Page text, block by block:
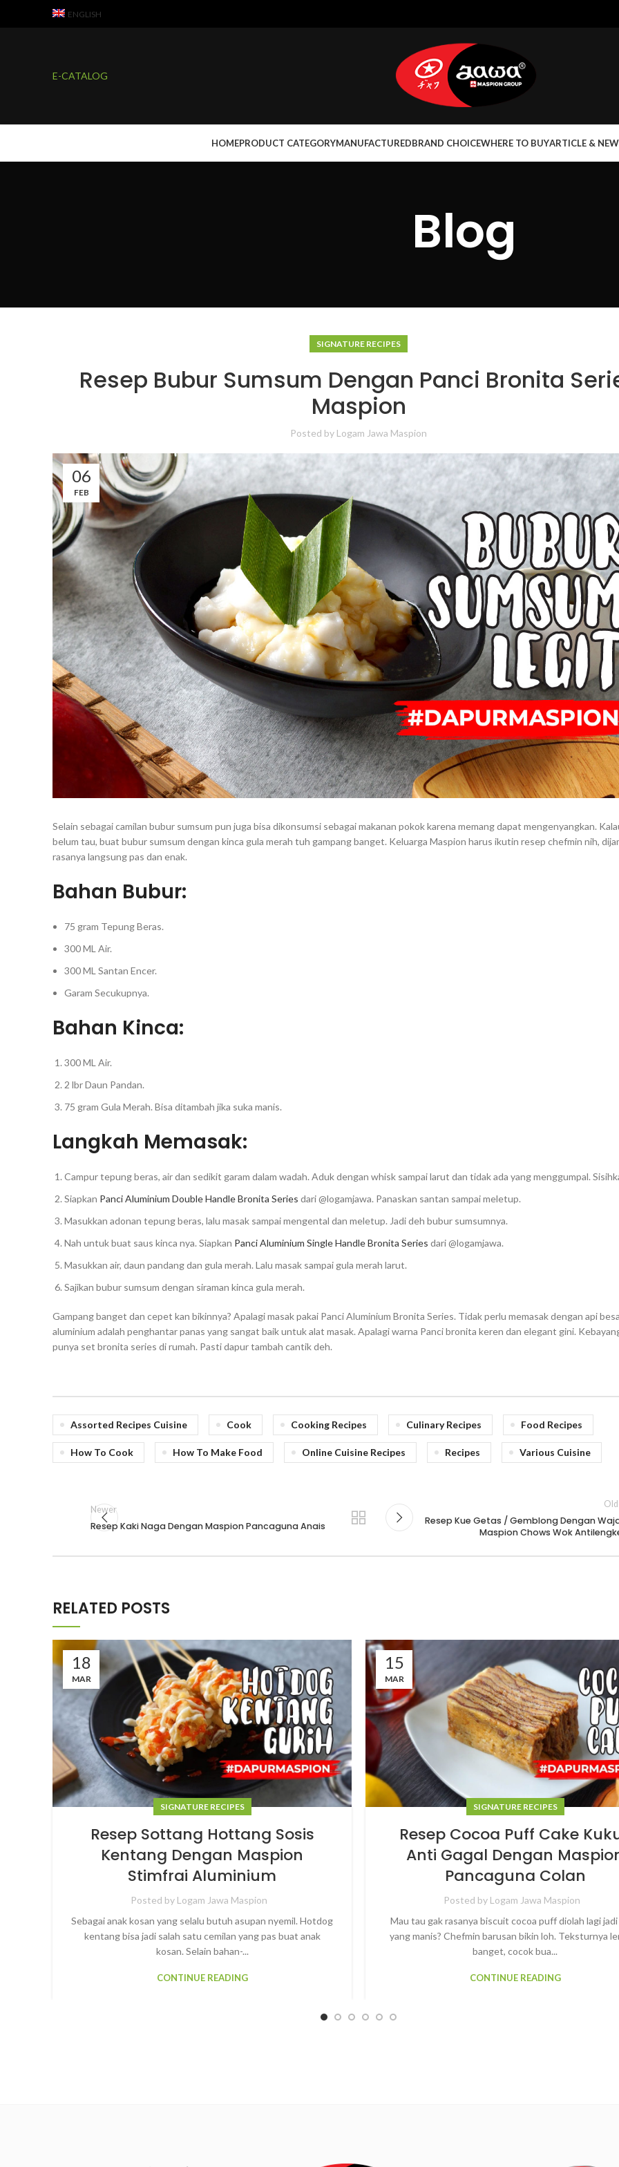
ENGLISH
E-CATALOG
HOMEPRODUCT CATEGORYMANUFACTUREDBRAND CHOICEWHERE TO BUYARTICLE &
Blog
SIGNATURE RECIPES
Resep Bubur Sumsum Dengan Panci Bronita
Maspion
Posted by Logam Jawa Maspion
06
FEB
Selain sebagai camilan bubur sumsum pun juga bisa dikonsumsi sebagai makanan pokok karena memang dapat mengenyangkan.
belum tau, buat bubur sumsum dengan kinca gula merah tuh gampang banget. Keluarga Maspion harus ikutin resep chefmin nih,
rasanya langsung pas dan enak.
Bahan Bubur:
75 gram Tepung Beras.
300 ML Air.
300 ML Santan Encer.
Garam Secukupnya.
Bahan Kinca:
300 ML Air.
2 lbr Daun Pandan.
75 gram Gula Merah. Bisa ditambah jika suka manis.
Langkah Memasak:
Campur tepung beras, air dan sedikit garam dalam wadah. Aduk dengan whisk sampai larut dan tidak ada yang menggumpal.
Siapkan Panci Aluminium Double Handle Bronita Series dari @logamjawa. Panaskan santan sampai meletup.
Masukkan adonan tepung beras, lalu masak sampai mengental dan meletup. Jadi deh bubur sumsumnya.
Nah untuk buat saus kinca nya. Siapkan Panci Aluminium Single Handle Bronita Series dari @logamjawa.
Masukkan air, daun pandang dan gula merah. Lalu masak sampai gula merah larut.
Sajikan bubur sumsum dengan siraman kinca gula merah.
Gampang banget dan cepet kan bikinnya? Apalagi masak pakai Panci Aluminium Bronita Series. Tidak perlu memasak dengan api
aluminium adalah penghantar panas yang sangat baik untuk alat masak. Apalagi warna Panci bronita keren dan elegant gini.
punya set bronita series di rumah. Pasti dapur tambah cantik deh.
Assorted Recipes Cuisine Cook Cooking Recipes Culinary Recipes Food Recipes
How To Cook How To Make Food Online Cuisine Recipes Recipes Various Cuisine
Newer
Resep Kaki Naga Dengan Maspion Pancaguna Anais
Resep Kue Getas / Gemblong Dengan
Maspion Chows Wok
RELATED POSTS
18
MAR
SIGNATURE RECIPES
Resep Sottang Hottang Sosis
Kentang Dengan Maspion
Stimfrai Aluminium
Posted by Logam Jawa Maspion
Sebagai anak kosan yang selalu butuh asupan nyemil. Hotdog
kentang bisa jadi salah satu cemilan yang pas buat anak
kosan. Selain bahan-...
CONTINUE READING
15
MAR
SIGNATURE RECIPES
Resep Cocoa Puff Cake
Anti Gagal Dengan
Pancaguna Colan
Posted by Logam Jawa Maspion
Mau tau gak rasanya biscuit cocoa puff diolah lagi
yang manis? Chefmin barusan bikin loh. Teksturnya
banget, cocok bua...
CONTINUE READING